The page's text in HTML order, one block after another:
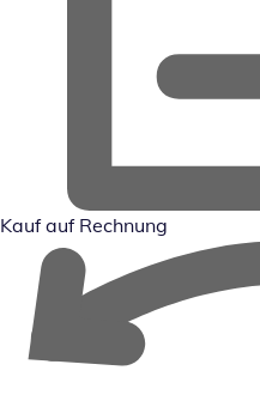
Kauf auf Rechnung